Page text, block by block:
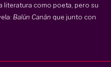
literatura como poeta, pero su
Balún Canán que junto con